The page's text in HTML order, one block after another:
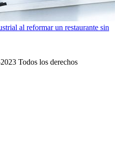
al reformar un restaurante sin
Todos los derechos